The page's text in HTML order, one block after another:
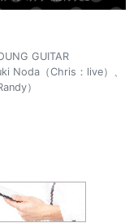
GUITAR
Noda（Chris：live）、
）